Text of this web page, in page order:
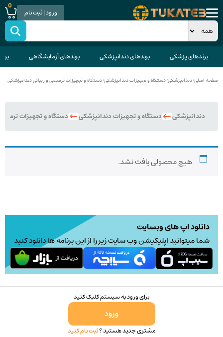
ورود | ثبت نام
0
برندهای پزشکی برندهای دندانپزشکی برندهای آزمایشگاهی
صفحه اصلی>دندانپزشکی>دستگاه و تجهیزات دندانپزشکی>دستگاه و تجهیزات ترمیمی و زیبائی دندانپزشکی
دندانپزشکی دستگاه و تجهیزات دندانپزشکی دستگاه و تجهیزات
هیچ محصولی یافت نشد.
دانلود اپ های وبسایت
شما میتوانید اپلیکیشن وب سایت زیر را از این برنامه ها دانلود کنید
برای ورود به سیستم کلیک کنید
ورود
مشتری جدید هستید ؟ثبت نام کنید